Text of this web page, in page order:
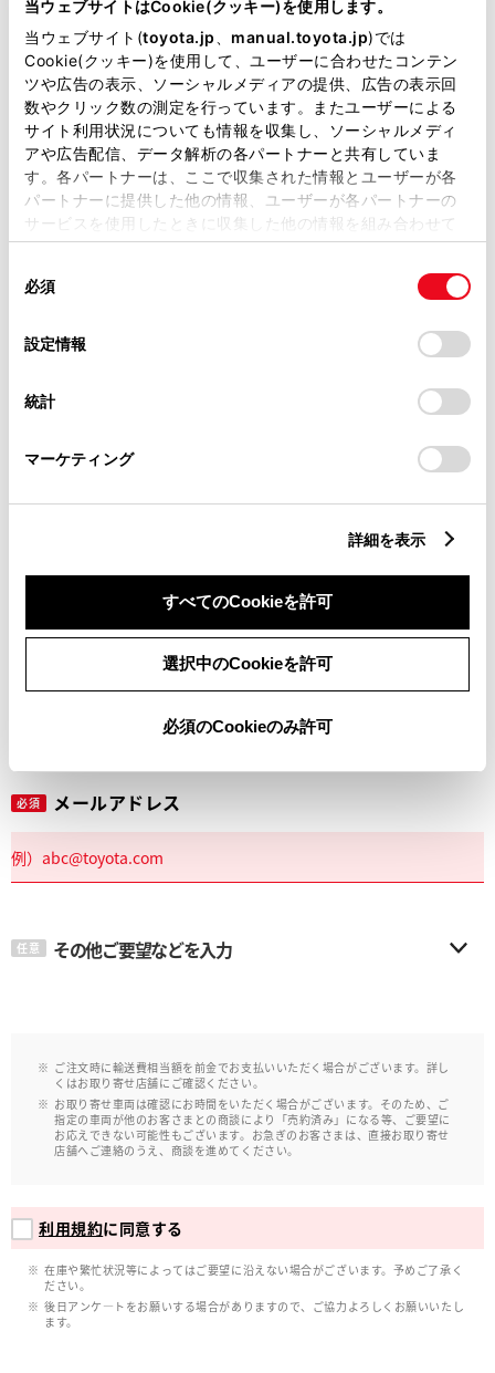
当ウェブサイトはCookie(クッキー)を使用します。
当ウェブサイト(toyota.jp manual.toyota.jp)では
Cookie(クッキー)を使用して、ユーザーに合わせたコンテン
ツや広告の表示、ソーシャルメディアの提供、広告の表示回
数やクリック数の測定を行っています。またユーザーによる
サイト利用状況についても情報を収集し、ソーシャルメディ
アや広告配信、データ解析の各パートナーと共有していま
す。各パートナーは、ここで収集された情報とユーザーが各
パートナーに提供した他の情報、ユーザーが各パートナーの
サービスを使用したときに収集した他の情報を組み合わせて
使用することがあります。当ウェブサイトの使用を続行する
デバイスにすべてのCookie(クッキー)が保存されることに同
意したことになります。Cookie(クッキー)のオプトアウト、
設定の変更、同意を撤回したりするにあたっては、当社の
「Cookie（クッキー）情報の取り扱いについて
」をご覧くだ
必須
設定情報
統計
マーケティング
詳細を表示
すべてのCookieを許可
選択中のCookieを許可
必須のCookieのみ許可
必須 郵便番号
住所自動入力
必須 都道府県
必須 市区町村名
丁目番地
必須 メールアドレス
任意 その他ご要望などを入力
ご注文時に輸送費相当額を前金でお支払いいただく場合がございます。詳し
くはお取り寄せ店舗にご確認ください。
お取り寄せ車両は確認にお時間をいただく場合がございます。そのため、ご
指定の車両が他のお客さまとの商談により「売約済み」になる等、ご要望に
お応えできない可能性もございます。お急ぎのお客さまは、直接お取り寄せ
店舗へご連絡のうえ、商談を進めてください。
利用規約に同意する
在庫や繁忙状況等によってはご要望に沿えない場合がございます。予めご了承く
ださい。
後日アンケ―トをお願いする場合がありますので、ご協力よろしくお願いいたし
ます。